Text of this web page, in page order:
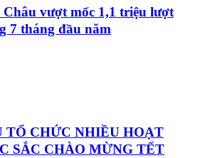
vượt mốc 1,1 triệu lượt
7 tháng đầu năm
TỔ CHỨC NHIỀU HOẠT
SẮC CHÀO MỪNG TẾT